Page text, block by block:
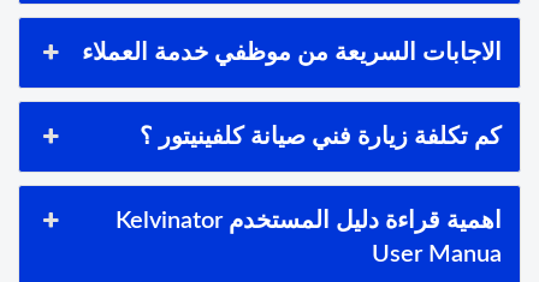
الاجابات السريعة من موظفي خدمة العملاء
كم تكلفة زيارة فني صيانة كلفينيتور ؟
اهمية قراءة دليل المستخدم Kelvinator
User Manua